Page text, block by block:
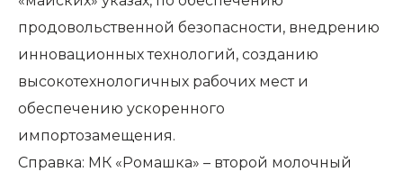
продовольственной безопасности, внедрению
инновационных технологий, созданию
высокотехнологичных рабочих мест и
обеспечению ускоренного
импортозамещения.
Справка: МК «Ромашка» – второй молочный